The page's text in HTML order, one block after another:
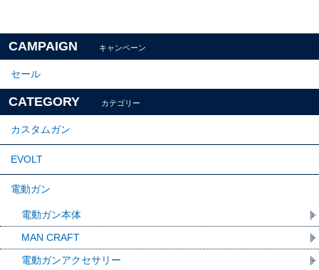
CAMPAIGN キャンペーン
セール
CATEGORY カテゴリー
カスタムガン
EVOLT
電動ガン
電動ガン本体
MAN CRAFT
電動ガンアクセサリー